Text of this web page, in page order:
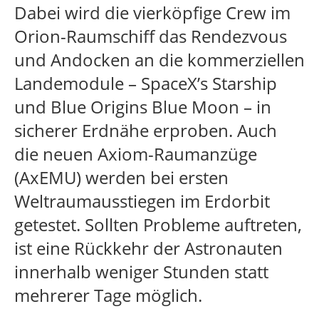
Dabei wird die vierköpfige Crew im
Orion-Raumschiff das Rendezvous
und Andocken an die kommerziellen
Landemodule – SpaceX’s Starship
und Blue Origins Blue Moon – in
sicherer Erdnähe erproben. Auch
die neuen Axiom-Raumanzüge
(AxEMU) werden bei ersten
Weltraumausstiegen im Erdorbit
getestet. Sollten Probleme auftreten,
ist eine Rückkehr der Astronauten
innerhalb weniger Stunden statt
mehrerer Tage möglich.